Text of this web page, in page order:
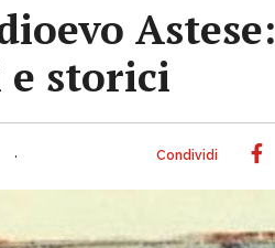
Astese:
storici